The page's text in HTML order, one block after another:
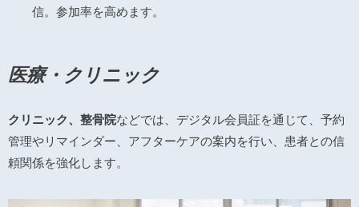
信。参加率を高めます。
医療・クリニック
クリニック、整骨院などでは、デジタル会員証を通じて、予約
管理やリマインダー、アフターケアの案内を行い、患者との信
頼関係を強化します。